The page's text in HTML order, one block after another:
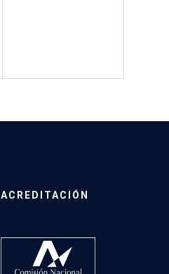
ACREDITACIÓN